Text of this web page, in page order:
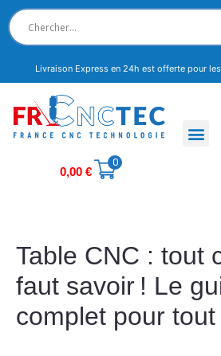
Livraison Express en 24h est offerte pour
0,00 €
0
Table CNC : tout
faut savoir ! Le
complet pour